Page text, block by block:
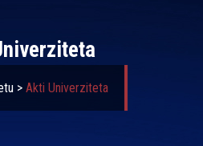
> Akti Univerziteta